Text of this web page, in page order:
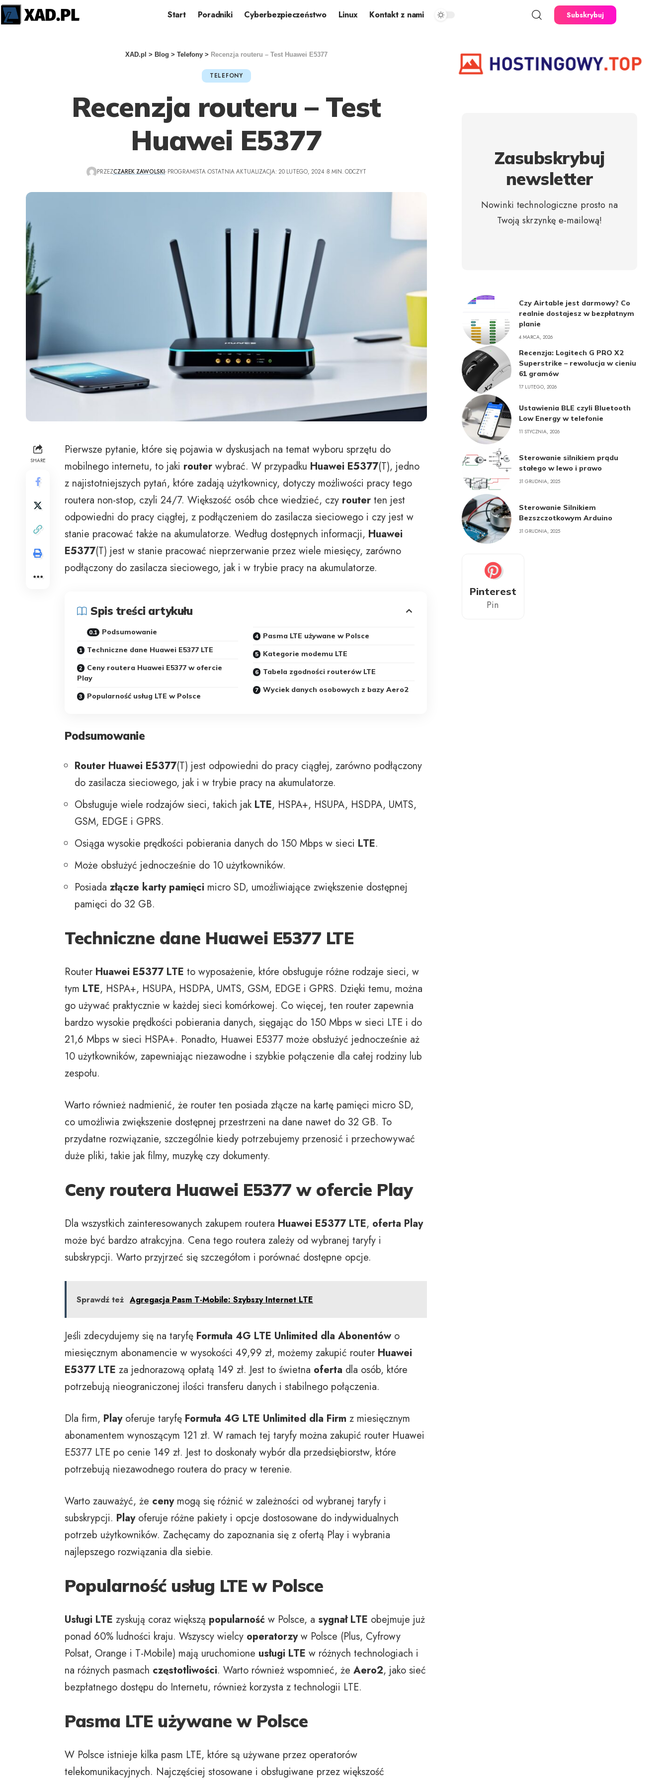
Start Poradniki Cyberbezpieczeństwo Linux Kontakt z nami Subskrybuj
XAD.pl > Blog > Telefony> Recenzja routeru – Test Huawei E5377
TELEFONY
Recenzja routeru – Test
Huawei E5377
PRZEZCZAREK ZAWOLSKI- PROGRAMISTA OSTATNIA AKTUALIZACJA: 20 LUTEGO, 2024 8 MIN. ODCZYT
SHARE
Pierwsze pytanie, które się pojawia w dyskusjach na temat wyboru sprzętu do
mobilnego internetu, to jaki router wybrać. W przypadku Huawei E5377(T), jedno
z najistotniejszych pytań, które zadają użytkownicy, dotyczy możliwości pracy tego
routera non-stop, czyli 24/7. Większość osób chce wiedzieć, czy router ten jest
odpowiedni do pracy ciągłej, z podłączeniem do zasilacza sieciowego i czy jest w
stanie pracować także na akumulatorze. Według dostępnych informacji, Huawei
E5377(T) jest w stanie pracować nieprzerwanie przez wiele miesięcy, zarówno
podłączony do zasilacza sieciowego, jak i w trybie pracy na akumulatorze.
Spis treści artykułu
Podsumowanie
Techniczne dane Huawei E5377 LTE
Ceny routera Huawei E5377 w ofercie
Play
Popularność usług LTE w Polsce
Pasma LTE używane w Polsce
Kategorie modemu LTE
Tabela zgodności routerów LTE
Wyciek danych osobowych z bazy Aero2
Podsumowanie
Router Huawei E5377(T) jest odpowiedni do pracy ciągłej, zarówno podłączony
do zasilacza sieciowego, jak i w trybie pracy na akumulatorze.
Obsługuje wiele rodzajów sieci, takich jak LTE, HSPA+, HSUPA, HSDPA, UMTS,
GSM, EDGE i GPRS.
Osiąga wysokie prędkości pobierania danych do 150 Mbps w sieci LTE.
Może obsłużyć jednocześnie do 10 użytkowników.
Posiada złącze karty pamięci micro SD, umożliwiające zwiększenie dostępnej
pamięci do 32 GB.
Techniczne dane Huawei E5377 LTE
Router Huawei E5377 LTE to wyposażenie, które obsługuje różne rodzaje sieci, w
tym LTE, HSPA+, HSUPA, HSDPA, UMTS, GSM, EDGE i GPRS. Dzięki temu, można
go używać praktycznie w każdej sieci komórkowej. Co więcej, ten router zapewnia
bardzo wysokie prędkości pobierania danych, sięgając do 150 Mbps w sieci LTE i do
21,6 Mbps w sieci HSPA+. Ponadto, Huawei E5377 może obsłużyć jednocześnie aż
10 użytkowników, zapewniając niezawodne i szybkie połączenie dla całej rodziny lub
zespołu.
Warto również nadmienić, że router ten posiada złącze na kartę pamięci micro SD,
co umożliwia zwiększenie dostępnej przestrzeni na dane nawet do 32 GB. To
przydatne rozwiązanie, szczególnie kiedy potrzebujemy przenosić i przechowywać
duże pliki, takie jak filmy, muzykę czy dokumenty.
Ceny routera Huawei E5377 w ofercie Play
Dla wszystkich zainteresowanych zakupem routera Huawei E5377 LTE, oferta Play
może być bardzo atrakcyjna. Cena tego routera zależy od wybranej taryfy i
subskrypcji. Warto przyjrzeć się szczegółom i porównać dostępne opcje.
Sprawdź też Agregacja Pasm T-Mobile: Szybszy Internet LTE
Jeśli zdecydujemy się na taryfę Formuła 4G LTE Unlimited dla Abonentówo
miesięcznym abonamencie w wysokości 49,99 zł, możemy zakupić router Huawei
E5377 LTE za jednorazową opłatą 149 zł. Jest to świetna oferta dla osób, które
potrzebują nieograniczonej ilości transferu danych i stabilnego połączenia.
Dla firm, Playoferuje taryfę Formuła 4G LTE Unlimited dla Firm z miesięcznym
abonamentem wynoszącym 121 zł. W ramach tej taryfy można zakupić router Huawei
E5377 LTE po cenie 149 zł. Jest to doskonały wybór dla przedsiębiorstw, które
potrzebują niezawodnego routera do pracy w terenie.
Warto zauważyć, że cenymogą się różnić w zależności od wybranej taryfy i
subskrypcji. Playoferuje różne pakiety i opcje dostosowane do indywidualnych
potrzeb użytkowników. Zachęcamy do zapoznania się z ofertą Play i wybrania
najlepszego rozwiązania dla siebie.
Popularność usług LTE w Polsce
Usługi LTE zyskują coraz większą popularność w Polsce, a sygnał LTE obejmuje już
ponad 60% ludności kraju. Wszyscy wielcy operatorzyw Polsce (Plus, Cyfrowy
Polsat, Orange i T-Mobile) mają uruchomione usługi LTE w różnych technologiach i
na różnych pasmach częstotliwości. Warto również wspomnieć, że Aero2, jako sieć
bezpłatnego dostępu do Internetu, również korzysta z technologii LTE.
Pasma LTE używane w Polsce
W Polsce istnieje kilka pasm LTE, które są używane przez operatorów
telekomunikacyjnych. Najczęściej stosowane i obsługiwane przez większość
Zasubskrybuj
newsletter
Nowinki technologiczne prosto na
Twoją skrzynkę e-mailową!
Czy Airtable jest darmowy? Co
realnie dostajesz w bezpłatnym
planie
4 MARCA, 2026
Recenzja: Logitech G PRO X2
Superstrike – rewolucja w cieniu
61 gramów
17 LUTEGO, 2026
Ustawienia BLE czyli Bluetooth
Low Energy w telefonie
11 STYCZNIA, 2026
Sterowanie silnikiem prądu
stałego w lewo i prawo
31 GRUDNIA, 2025
Sterowanie Silnikiem
Bezszczotkowym Arduino
31 GRUDNIA, 2025
Pinterest
Pin